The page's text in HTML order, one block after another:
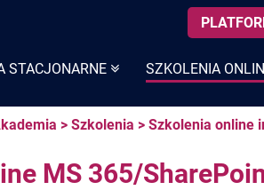
STACJONARNE SZKOLENIA
> Szkolenia > Szkolenia online
MS 365/